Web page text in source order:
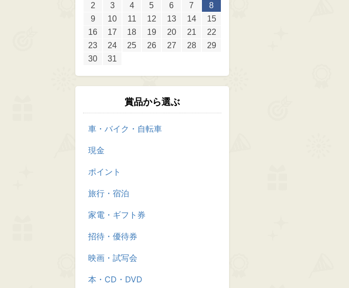
2
3 4 5 6 7
8
9
10 11 12 13 14
15
16
17 18 19 20 21
22
23
24 25 26 27 28
29
30
31
賞品から選ぶ
車・バイク・自転車
現金
ポイント
旅行・宿泊
家電・ギフト券
招待・優待券
映画・試写会
本・CD・DVD